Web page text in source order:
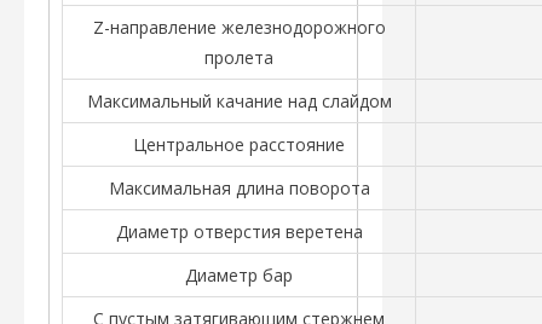
Z-направление железнодорожного
пролета
Максимальный качание над слайдом
Центральное расстояние
Максимальная длина поворота
Диаметр отверстия веретена
Диаметр бар
С пустым затягивающим стержнем